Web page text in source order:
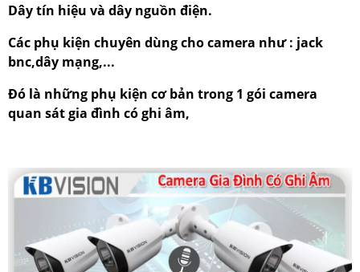
Dây tín hiệu và dây nguồn điện.
Các phụ kiện chuyên dùng cho camera như : jack
bnc,dây mạng,...
Đó là những phụ kiện cơ bản trong 1 gói camera
quan sát gia đình có ghi âm,